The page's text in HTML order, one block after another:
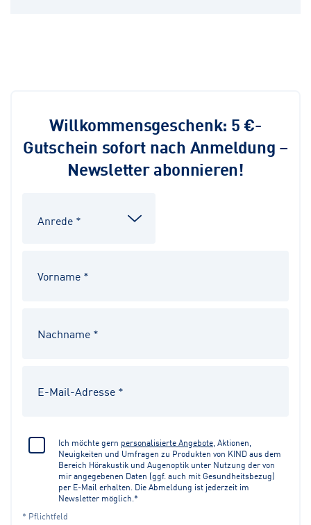
Willkommensgeschenk: 5 €-
Gutschein sofort nach Anmeldung –
Newsletter abonnieren!
Ich möchte gern personalisierte Angebote , Aktionen,
Neuigkeiten und Umfragen zu Produkten von KIND aus dem
Bereich Hörakustik und Augenoptik unter Nutzung der von
mir angegebenen Daten (ggf. auch mit Gesundheitsbezug)
per E-Mail erhalten. Die Abmeldung ist jederzeit im
Newsletter möglich.*
* Pflichtfeld